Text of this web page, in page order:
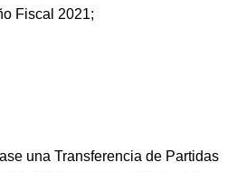
Fiscal 2021;
una Transferencia de Partidas